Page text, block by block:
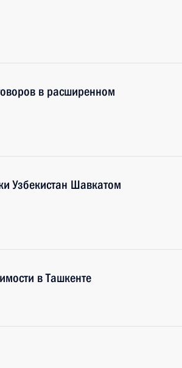
в расширенном
Узбекистан Шавкатом
в Ташкенте